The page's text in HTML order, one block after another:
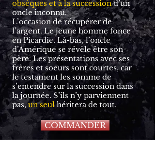
obsèques et à la successiond’un
oncle inconnu.
L’occasion de récupérer de
l’argent. Le jeune homme fonce
en Picardie. Là-bas, l’oncle
d’Amérique se révèle être son
père. Les présentations avec ses
frères et soeurs sont courtes, car
le testament les somme de
s’entendre sur la succession dans
la journée. S’ils n’y parviennent
pas,un seulhéritera de tout.
COMMANDER